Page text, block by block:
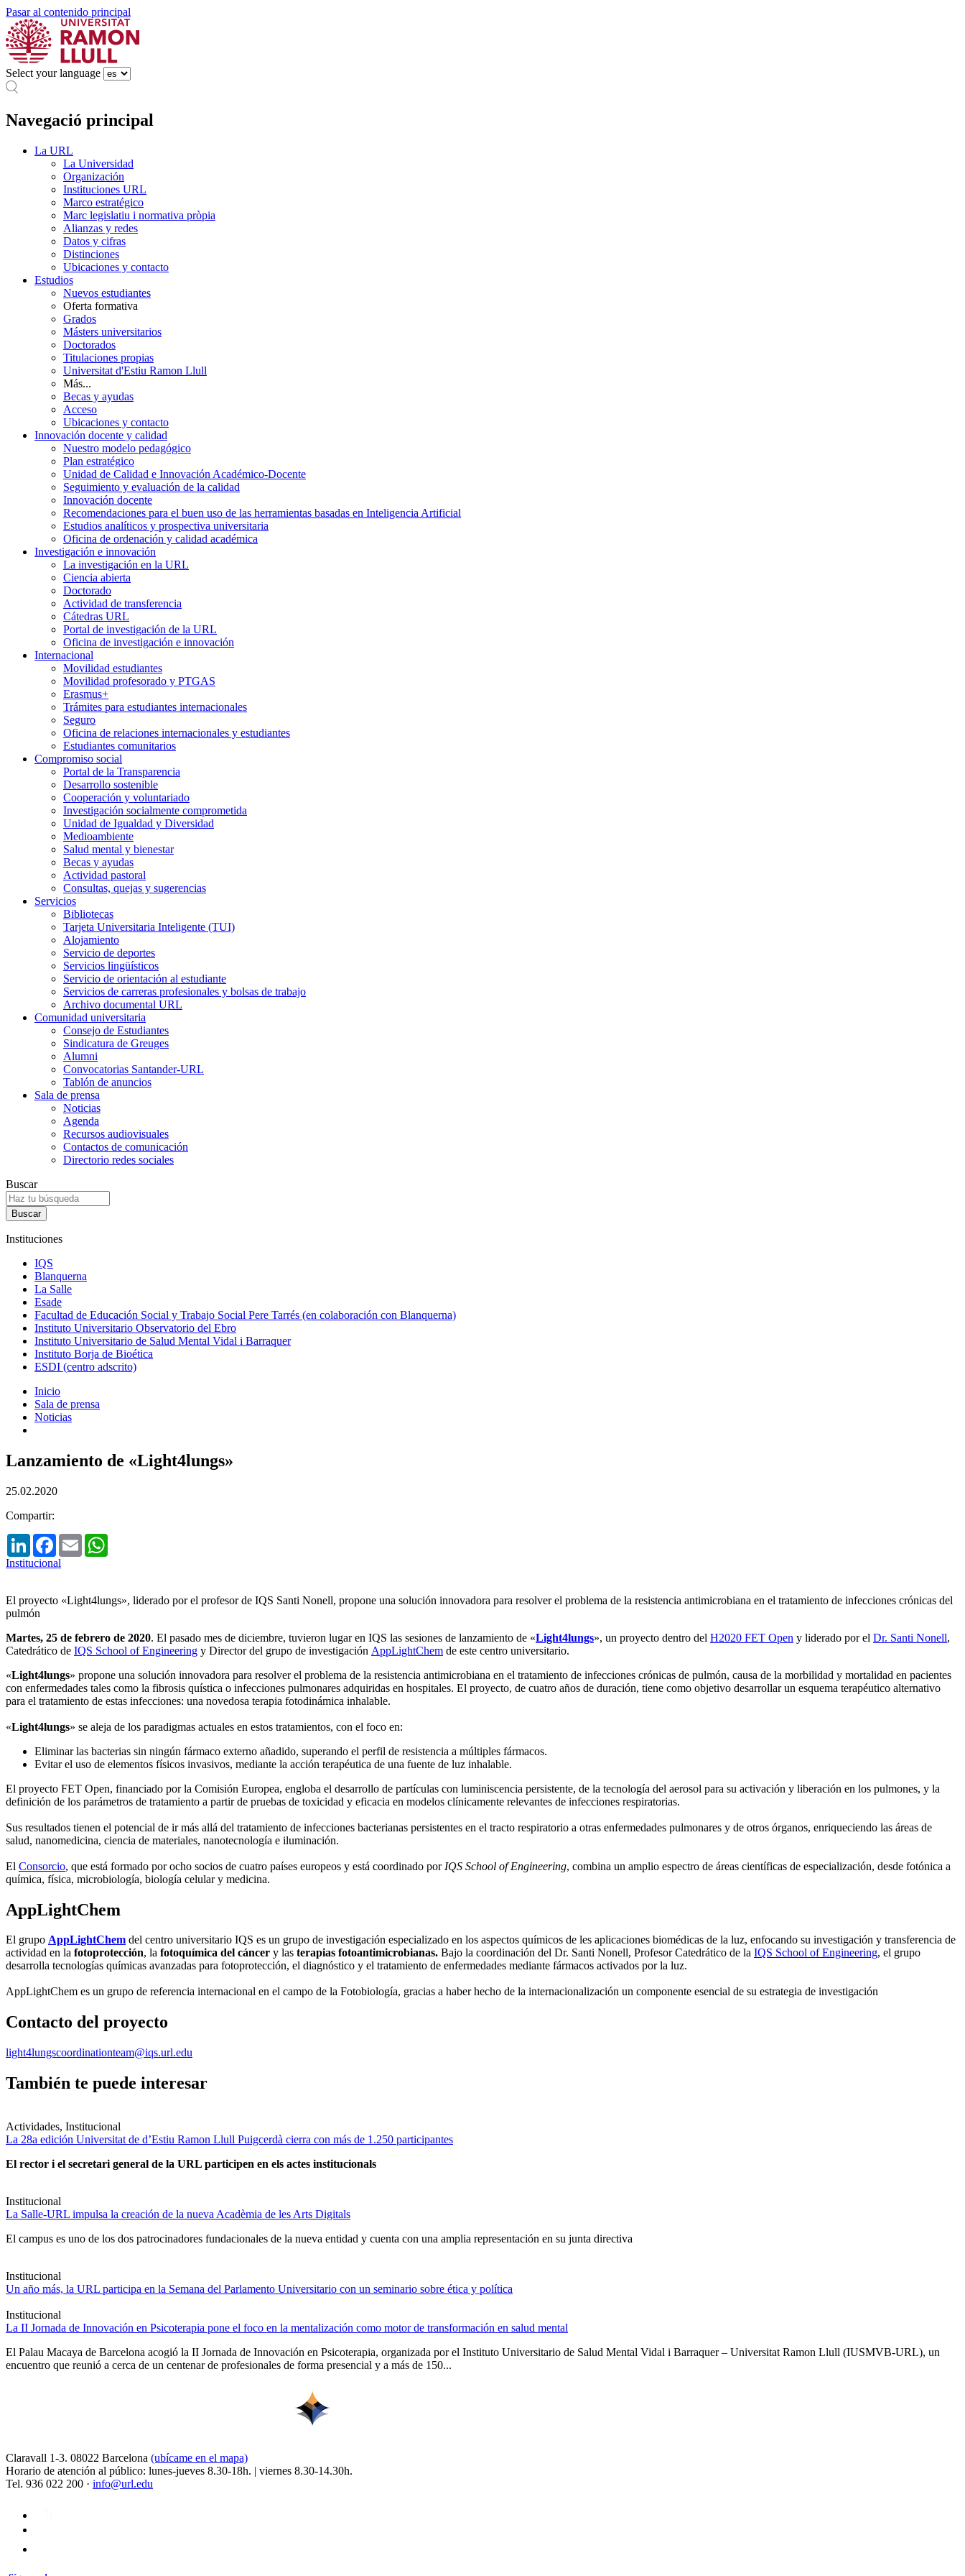
Pasar al contenido principal
Select your language
Navegació principal
La URL
La Universidad
Organización
Instituciones URL
Marco estratégico
Marc legislatiu i normativa pròpia
Alianzas y redes
Datos y cifras
Distinciones
Ubicaciones y contacto
Estudios
Nuevos estudiantes
Oferta formativa
Grados
Másters universitarios
Doctorados
Titulaciones propias
Universitat d'Estiu Ramon Llull
Más...
Becas y ayudas
Acceso
Ubicaciones y contacto
Innovación docente y calidad
Nuestro modelo pedagógico
Plan estratégico
Unidad de Calidad e Innovación Académico-Docente
Seguimiento y evaluación de la calidad
Innovación docente
Recomendaciones para el buen uso de las herramientas basadas en Inteligencia Artificial
Estudios analíticos y prospectiva universitaria
Oficina de ordenación y calidad académica
Investigación e innovación
La investigación en la URL
Ciencia abierta
Doctorado
Actividad de transferencia
Cátedras URL
Portal de investigación de la URL
Oficina de investigación e innovación
Internacional
Movilidad estudiantes
Movilidad profesorado y PTGAS
Erasmus+
Trámites para estudiantes internacionales
Seguro
Oficina de relaciones internacionales y estudiantes
Estudiantes comunitarios
Compromiso social
Portal de la Transparencia
Desarrollo sostenible
Cooperación y voluntariado
Investigación socialmente comprometida
Unidad de Igualdad y Diversidad
Medioambiente
Salud mental y bienestar
Becas y ayudas
Actividad pastoral
Consultas, quejas y sugerencias
Servicios
Bibliotecas
Tarjeta Universitaria Inteligente (TUI)
Alojamiento
Servicio de deportes
Servicios lingüísticos
Servicio de orientación al estudiante
Servicios de carreras profesionales y bolsas de trabajo
Archivo documental URL
Comunidad universitaria
Consejo de Estudiantes
Sindicatura de Greuges
Alumni
Convocatorias Santander-URL
Tablón de anuncios
Sala de prensa
Noticias
Agenda
Recursos audiovisuales
Contactos de comunicación
Directorio redes sociales
Buscar
Instituciones
IQS
Blanquerna
La Salle
Esade
Facultad de Educación Social y Trabajo Social Pere Tarrés (en colaboración con Blanquerna)
Instituto Universitario Observatorio del Ebro
Instituto Universitario de Salud Mental Vidal i Barraquer
Instituto Borja de Bioética
ESDI (centro adscrito)
Inicio
Sala de prensa
Noticias
Lanzamiento de «Light4lungs»
25.02.2020
Compartir:
LinkedInFacebook
Email
Institucional
El proyecto «Light4lungs», liderado por el profesor de IQS Santi Nonell, propone una solución innovadora para resolver el problema de la resistencia antimicrobiana en el tratamiento de infecciones crónicas del
pulmón
Martes, 25 de febrero de 2020. El pasado mes de diciembre, tuvieron lugar en IQS las sesiones de lanzamiento de «Light4lungs», un proyecto dentro del H2020 FET Open y liderado por el Dr. Santi Nonell,
Catedrático de IQS School of Engineering y Director del grupo de investigación AppLightChem de este centro universitario.
«Light4lungs» propone una solución innovadora para resolver el problema de la resistencia antimicrobiana en el tratamiento de infecciones crónicas de pulmón, causa de la morbilidad y mortalidad en pacientes
con enfermedades tales como la fibrosis quística o infecciones pulmonares adquiridas en hospitales. El proyecto, de cuatro años de duración, tiene como objetivo desarrollar un esquema terapéutico alternativo
para el tratamiento de estas infecciones: una novedosa terapia fotodinámica inhalable.
«Light4lungs» se aleja de los paradigmas actuales en estos tratamientos, con el foco en:
Eliminar las bacterias sin ningún fármaco externo añadido, superando el perfil de resistencia a múltiples fármacos.
Evitar el uso de elementos físicos invasivos, mediante la acción terapéutica de una fuente de luz inhalable.
El proyecto FET Open, financiado por la Comisión Europea, engloba el desarrollo de partículas con luminiscencia persistente, de la tecnología del aerosol para su activación y liberación en los pulmones, y la
definición de los parámetros de tratamiento a partir de pruebas de toxicidad y eficacia en modelos clínicamente relevantes de infecciones respiratorias.
Sus resultados tienen el potencial de ir más allá del tratamiento de infecciones bacterianas persistentes en el tracto respiratorio a otras enfermedades pulmonares y de otros órganos, enriqueciendo las áreas de
salud, nanomedicina, ciencia de materiales, nanotecnología e iluminación.
El Consorcio, que está formado por ocho socios de cuatro países europeos y está coordinado por IQS School of Engineering, combina un amplio espectro de áreas científicas de especialización, desde fotónica a
química, física, microbiología, biología celular y medicina.
AppLightChem
El grupo AppLightChem del centro universitario IQS es un grupo de investigación especializado en los aspectos químicos de les aplicaciones biomédicas de la luz, enfocando su investigación y transferencia de
actividad en la fotoprotección, la fotoquímica del cáncer y las terapias fotoantimicrobianas. Bajo la coordinación del Dr. Santi Nonell, Profesor Catedrático de la IQS School of Engineering, el grupo
desarrolla tecnologías químicas avanzadas para fotoprotección, el diagnóstico y el tratamiento de enfermedades mediante fármacos activados por la luz.
AppLightChem es un grupo de referencia internacional en el campo de la Fotobiología, gracias a haber hecho de la internacionalización un componente esencial de su estrategia de investigación
Contacto del proyecto
light4lungscoordinationteam@iqs.url.edu
También te puede interesar
Actividades, Institucional
La 28a edición Universitat de d’Estiu Ramon Llull Puigcerdà cierra con más de 1.250 participantes
El rector i el secretari general de la URL participen en els actes institucionals
Institucional
La Salle-URL impulsa la creación de la nueva Acadèmia de les Arts Digitals
El campus es uno de los dos patrocinadores fundacionales de la nueva entidad y cuenta con una amplia representación en su junta directiva
Institucional
Un año más, la URL participa en la Semana del Parlamento Universitario con un seminario sobre ética y política
Institucional
La II Jornada de Innovación en Psicoterapia pone el foco en la mentalización como motor de transformación en salud mental
El Palau Macaya de Barcelona acogió la II Jornada de Innovación en Psicoterapia, organizada por el Instituto Universitario de Salud Mental Vidal i Barraquer – Universitat Ramon Llull (IUSMVB-URL), un
encuentro que reunió a cerca de un centenar de profesionales de forma presencial y a más de 150...
Claravall 1-3. 08022 Barcelona (ubícame en el mapa)
Horario de atención al público: lunes-jueves 8.30-18h. | viernes 8.30-14.30h.
Tel. 936 022 200 · info@url.edu